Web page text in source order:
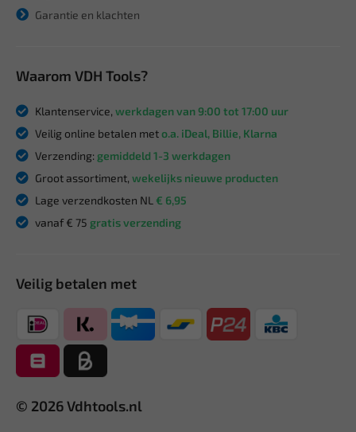
Garantie en klachten
Waarom VDH Tools?
Klantenservice, werkdagen van 9:00 tot 17:00 uur
Veilig online betalen meto.a. iDeal, Billie, Klarna
Verzending: gemiddeld 1-3 werkdagen
Groot assortiment, wekelijks nieuwe producten
Lage verzendkosten NL € 6,95
vanaf € 75 gratis verzending
Veilig betalen met
© 2026 Vdhtools.nl